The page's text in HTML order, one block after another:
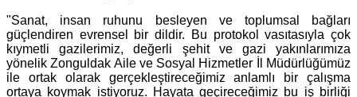
"Sanat, insan ruhunu besleyen ve toplumsal bağları
güçlendiren evrensel bir dildir. Bu protokol vasıtasıyla çok
kıymetli gazilerimiz, değerli şehit ve gazi yakınlarımıza
yönelik Zonguldak Aile ve Sosyal Hizmetler İl Müdürlüğümüz
ile ortak olarak gerçekleştireceğimiz anlamlı bir çalışma
ortaya koymak istiyoruz. Hayata geçireceğimiz bu iş birliği